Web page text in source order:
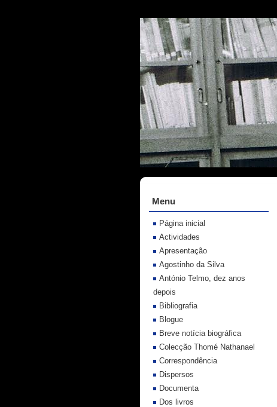
Menu
Página inicial
Actividades
Apresentação
Agostinho da Silva
António Telmo, dez anos
depois
Bibliografia
Blogue
Breve notícia biográfica
Colecção Thomé Nathanael
Correspondência
Dispersos
Documenta
Dos livros